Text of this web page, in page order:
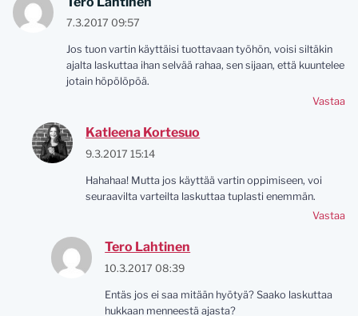
7.3.2017 09:57
Jos tuon vartin käyttäisi tuottavaan työhön, voisi siltäkin
ajalta laskuttaa ihan selvää rahaa, sen sijaan, että kuuntelee
jotain höpölöpöä.
Vastaa
Katleena Kortesuo
9.3.2017 15:14
Hahahaa! Mutta jos käyttää vartin oppimiseen, voi
seuraavilta varteilta laskuttaa tuplasti enemmän.
Vastaa
Tero Lahtinen
10.3.2017 08:39
Entäs jos ei saa mitään hyötyä? Saako laskuttaa
hukkaan menneestä ajasta?